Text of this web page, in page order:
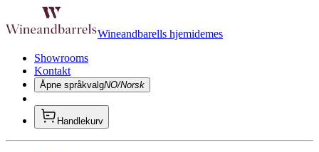
Wineandbarells hjemidemes
Showrooms
Kontakt
Åpne språkvalgNO/Norsk
Handlekurv